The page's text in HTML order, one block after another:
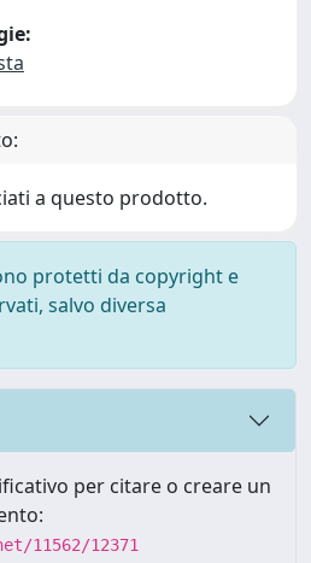
a questo prodotto.
protetti da copyright e
salvo diversa
per citare o creare un
11562/12371